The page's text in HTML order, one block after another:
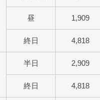
昼 1,909
終日 4,818
半日 2,909
終日 4,818